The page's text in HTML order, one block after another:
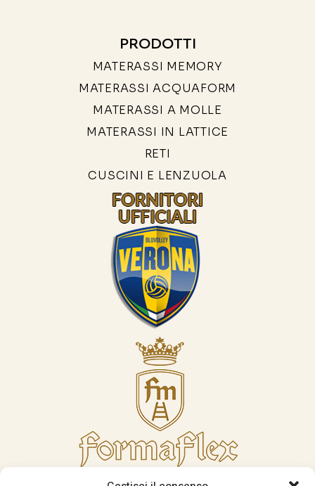
PRODOTTI
MATERASSI MEMORY
MATERASSI ACQUAFORM
MATERASSI A MOLLE
MATERASSI IN LATTICE
RETI
CUSCINI E LENZUOLA